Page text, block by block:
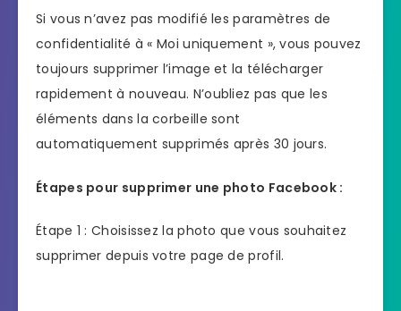
Si vous n’avez pas modifié les paramètres de
confidentialité à « Moi uniquement », vous pouvez
toujours supprimer l’image et la télécharger
rapidement à nouveau. N’oubliez pas que les
éléments dans la corbeille sont
automatiquement supprimés après 30 jours.
Étapes pour supprimer une photo Facebook :
Étape 1 : Choisissez la photo que vous souhaitez
supprimer depuis votre page de profil.